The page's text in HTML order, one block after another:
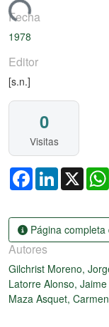
Fecha
1978
Editor
[s.n.]
0
Visitas
FacebookLinkedIn
X
Página completa
Autores
Gilchrist Moreno,
Latorre Alonso, Jaime
Maza Asquet,